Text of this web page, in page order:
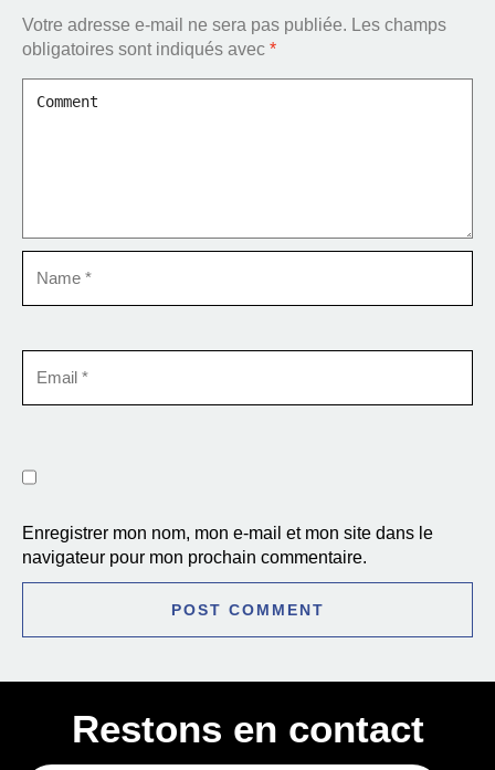
Votre adresse e-mail ne sera pas publiée. Les champs
obligatoires sont indiqués avec *
Enregistrer mon nom, mon e-mail et mon site dans le
navigateur pour mon prochain commentaire.
Restons en contact